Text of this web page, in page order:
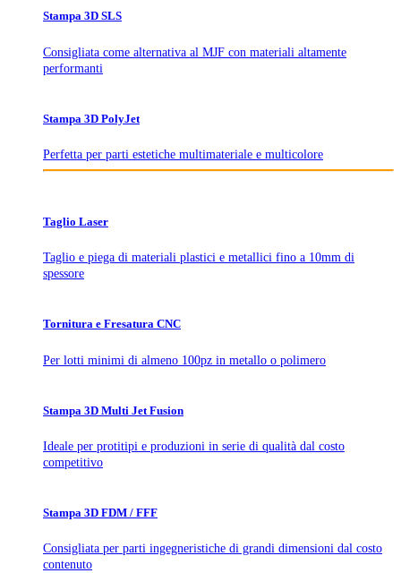
Stampa 3D SLS
Consigliata come alternativa al MJF con materiali altamente
performanti
Stampa 3D PolyJet
Perfetta per parti estetiche multimateriale e multicolore
Taglio Laser
Taglio e piega di materiali plastici e metallici fino a 10mm di
spessore
Tornitura e Fresatura CNC
Per lotti minimi di almeno 100pz in metallo o polimero
Stampa 3D Multi Jet Fusion
Ideale per protitipi e produzioni in serie di qualità dal costo
competitivo
Stampa 3D FDM / FFF
Consigliata per parti ingegneristiche di grandi dimensioni dal costo
contenuto